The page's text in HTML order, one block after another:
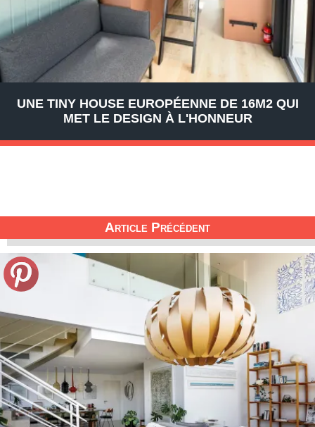
UNE TINY HOUSE EUROPÉENNE DE 16M2 QUI
MET LE DESIGN À L'HONNEUR
Article Précédent